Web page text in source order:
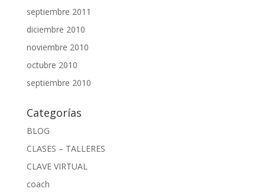
septiembre 2011
diciembre 2010
noviembre 2010
octubre 2010
septiembre 2010
Categorías
BLOG
CLASES – TALLERES
CLAVE VIRTUAL
coach